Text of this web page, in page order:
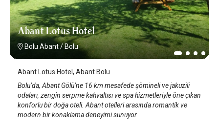
Abant Lotus Hotel
Bolu Abant/ Bolu
Abant Lotus Hotel, Abant Bolu
Bolu’da, Abant Gölü’ne 16 km mesafede şömineli ve jakuzili
odaları, zengin serpme kahvaltısı ve spa hizmetleriyle öne çıkan
konforlu bir doğa oteli. Abant otelleri arasında romantik ve
modern bir konaklama deneyimi sunuyor.